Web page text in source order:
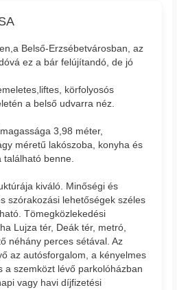
Belső-Erzsébetvárosban, az
ez a bár felújítandó, de jó
körfolyosós
a belső udvarra néz.
3,98 méter,
méretű lakószoba, konyha és
található benne.
kiváló. Minőségi és
szórakozási lehetőségek széles
Tömegközlekedési
Lujza tér, Deák tér, metró,
néhány perces sétával. Az
az autósforgalom, a kényelmes
a szemközt lévő parkolóházban
vagy havi díjfizetési